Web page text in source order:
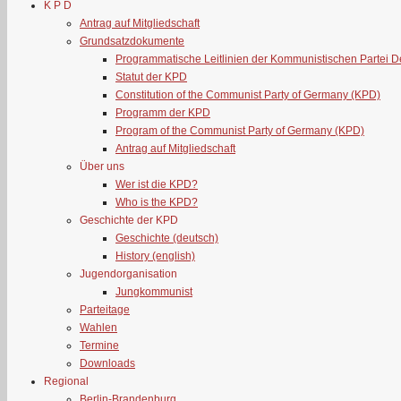
K P D
Antrag auf Mitgliedschaft
Grundsatzdokumente
Programmatische Leitlinien der Kommunistischen Partei
Statut der KPD
Constitution of the Communist Party of Germany (KPD)
Programm der KPD
Program of the Communist Party of Germany (KPD)
Antrag auf Mitgliedschaft
Über uns
Wer ist die KPD?
Who is the KPD?
Geschichte der KPD
Geschichte (deutsch)
History (english)
Jugendorganisation
Jungkommunist
Parteitage
Wahlen
Termine
Downloads
Regional